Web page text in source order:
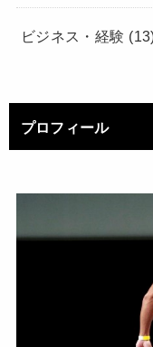
ビジネス・経験
プロフィール